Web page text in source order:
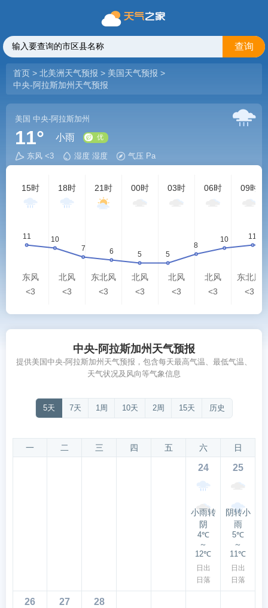
查询
首页 > 北美洲天气预报 > 美国天气预报 >
中央-阿拉斯加州天气预报
美国 中央-阿拉斯加州
11° 小雨
优
东风 <3 湿度 湿度 气压 Pa
15时
东风
<3
18时
北风
<3
21时
东北风
<3
00时
北风
<3
03时
北风
<3
06时
北风
<3
09时
东北风
<3
中央-阿拉斯加州天气预报
提供美国中央-阿拉斯加州天气预报，包含每天最高气温、最低气温、
天气状况及风向等气象信息
5天 7天 1周 10天 2周 15天 历史
一 二 三 四 五 六 日
24
小雨转
阴
4℃
～
12℃
日出
日落
25
阴转小
雨
5℃
～
11℃
日出
日落
26 27 28